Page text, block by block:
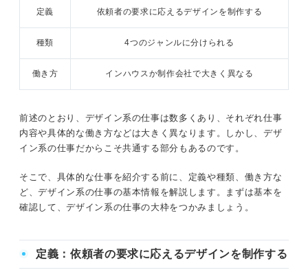
定義 依頼者の要求に応えるデザインを制作する
種類 4つのジャンルに分けられる
働き方 インハウスか制作会社で大きく異なる
前述のとおり、デザイン系の仕事は数多くあり、それぞれ仕事
内容や具体的な働き方などは大きく異なります。しかし、デザ
イン系の仕事だからこそ共通する部分もあるのです。
そこで、具体的な仕事を紹介する前に、定義や種類、働き方な
ど、デザイン系の仕事の基本情報を解説します。まずは基本を
確認して、デザイン系の仕事の大枠をつかみましょう。
定義：依頼者の要求に応えるデザインを制作する
ステップ①志望職種の最新動向を入念に調べる
ステップ②将来的にその職種でどんな立場になりたいか考える
デザイン系の各仕事の特徴を理解して適性ある職種を見つ
けよう